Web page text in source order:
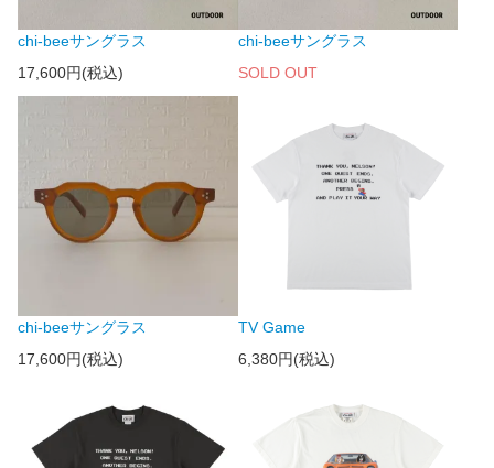
chi-beeサングラス
17,600円(税込)
chi-beeサングラス
SOLD OUT
chi-beeサングラス
17,600円(税込)
TV Game
6,380円(税込)